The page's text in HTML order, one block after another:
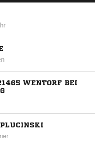
WENTORF BEI